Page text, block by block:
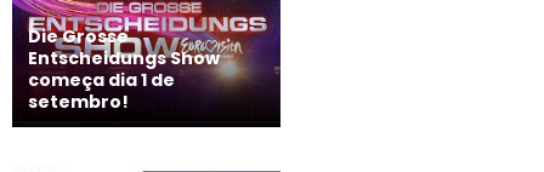
Die Grosse
Entscheidungs Show
começa dia 1 de
setembro!